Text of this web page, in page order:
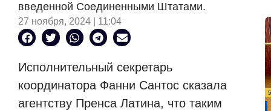
введенной Соединенными Штатами.
27 ноября, 2024 | 11:04
Исполнительный секретарь
координатора Фанни Сантос сказала
агентству Пренса Латина, что таким